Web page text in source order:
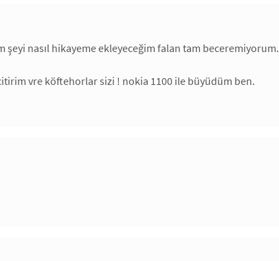
nasıl hikayeme ekleyeceğim falan tam beceremiyorum.
vre köftehorlar sizi ! nokia 1100 ile büyüdüm ben.